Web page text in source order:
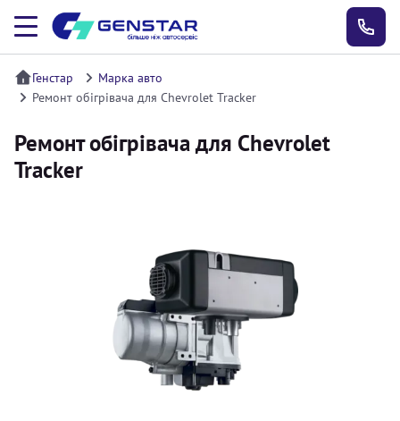
Генстар
Марка авто
Ремонт обігрівача для Chevrolet Tracker
Ремонт обігрівача для Chevrolet
Tracker